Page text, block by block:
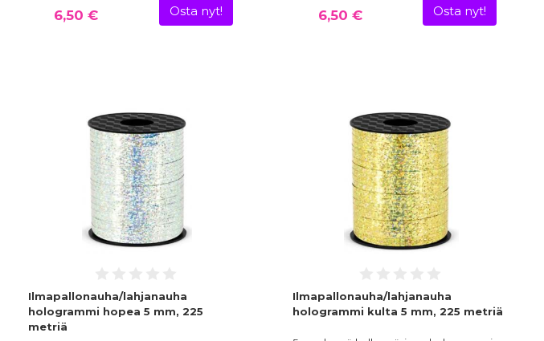
6,50 € Osta nyt! 6,50 € Osta nyt!
Ilmapallonauha/lahjanauha
hologrammi hopea 5 mm, 225
metriä
Ilmapallonauha/lahjanauha
hologrammi kulta 5 mm, 225 metriä